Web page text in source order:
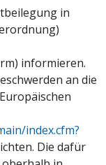
in
informieren.
an die
index.cfm?
Die dafür